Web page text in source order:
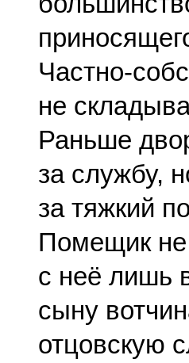
Частно-
не
Раньше
за службу,
за тяжкий
Помещик не
с неё лишь
сыну
отцовскую